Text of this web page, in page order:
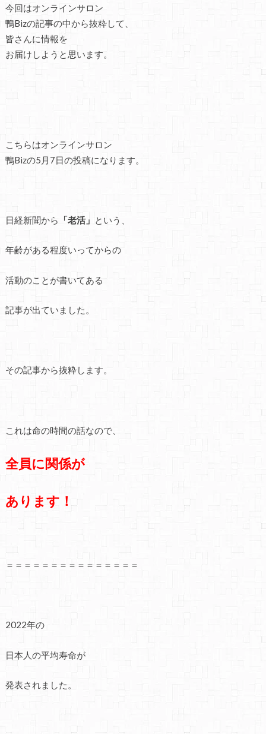
今回はオンラインサロン
鴨Bizの記事の中から抜粋して、
皆さんに情報を
お届けしようと思います。
こちらはオンラインサロン
鴨Bizの5月7日の投稿になります。
日経新聞から 「老活」 という、
年齢がある程度いってからの
活動のことが書いてある
記事が出ていました。
その記事から抜粋します。
これは命の時間の話なので、
全員に関係が
あります！
＝＝＝＝＝＝＝＝＝＝＝＝＝＝＝
2022年の
日本人の平均寿命が
発表されました。